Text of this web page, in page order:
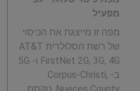
מפעיל
מפה זו מייצגת את הכיסוי
של רשת הסלולרית AT&T
FirstNet 2G, 3G, 4G ו- 5G
ב- Corpus-Christi,
Nueces County, טקסס .